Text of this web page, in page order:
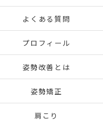
よくある質問
プロフィール
姿勢改善とは
姿勢矯正
肩こり